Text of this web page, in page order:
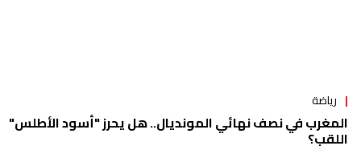
رياضة
المغرب في نصف نهائي المونديال.. هل يحرز "أسود الأطلس"
اللقب؟